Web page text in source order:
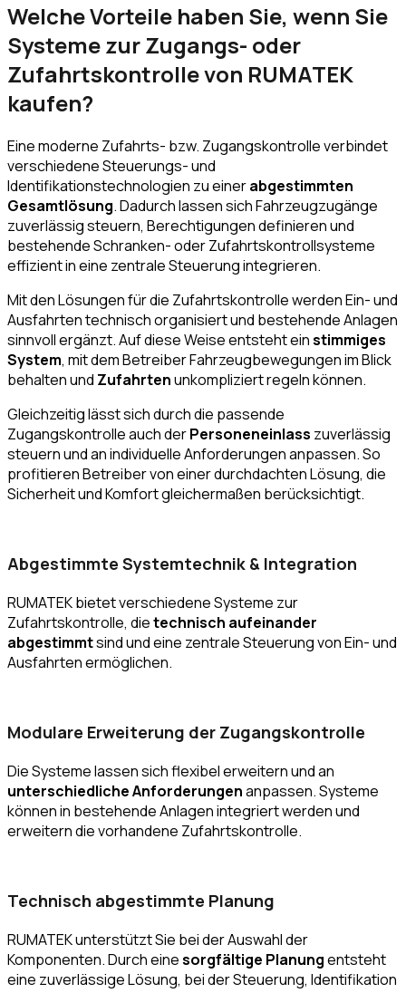
Welche Vorteile haben Sie, wenn Sie
Systeme zur Zugangs- oder
Zufahrtskontrolle von RUMATEK
kaufen?
Eine moderne Zufahrts- bzw. Zugangskontrolle verbindet
verschiedene Steuerungs- und
Identifikationstechnologien zu einerabgestimmten
Gesamtlösung. Dadurch lassen sich Fahrzeugzugänge
zuverlässig steuern, Berechtigungen definieren und
bestehende Schranken- oder Zufahrtskontrollsysteme
effizient in eine zentrale Steuerung integrieren.
Mit den Lösungen für die Zufahrtskontrolle werden Ein- und
Ausfahrten technisch organisiert und bestehende Anlagen
sinnvoll ergänzt. Auf diese Weise entsteht einstimmiges
System, mit dem Betreiber Fahrzeugbewegungen im Blick
behalten und Zufahrtenunkompliziert regeln können.
Gleichzeitig lässt sich durch die passende
Zugangskontrolle auch derPersoneneinlass zuverlässig
steuern und an individuelle Anforderungen anpassen. So
profitieren Betreiber von einer durchdachten Lösung, die
Sicherheit und Komfort gleichermaßen berücksichtigt.
Abgestimmte Systemtechnik & Integration
RUMATEK bietet verschiedene Systeme zur
Zufahrtskontrolle, dietechnisch aufeinander
abgestimmtsind und eine zentrale Steuerung von Ein- und
Ausfahrten ermöglichen.
Modulare Erweiterung der Zugangskontrolle
Die Systeme lassen sich flexibel erweitern und an
unterschiedliche Anforderungenanpassen. Systeme
können in bestehende Anlagen integriert werden und
erweitern die vorhandene Zufahrtskontrolle.
Technisch abgestimmte Planung
RUMATEK unterstützt Sie bei der Auswahl der
Komponenten. Durch einesorgfältige Planungentsteht
eine zuverlässige Lösung, bei der Steuerung, Identifikation